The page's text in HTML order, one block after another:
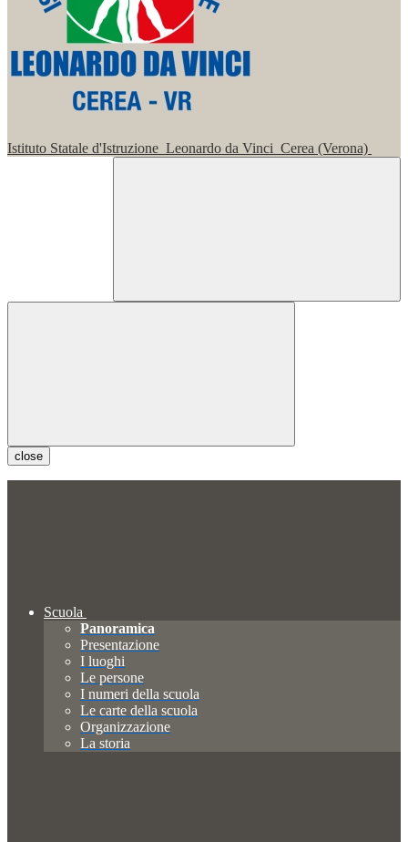
Istituto Statale d'Istruzione Leonardo da Vinci Cerea (Verona)
close
Scuola
Panoramica
Presentazione
I luoghi
Le persone
I numeri della scuola
Le carte della scuola
Organizzazione
La storia